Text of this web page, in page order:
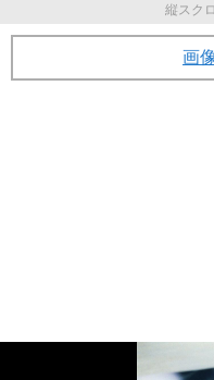
縦スク
画